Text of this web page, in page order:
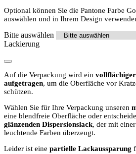
Optional können Sie die Pantone Farbe
auswählen und in Ihrem Design
Bitte auswählen
Lackierung
Auf die Verpackung wird ein
aufgetragen, um die Oberfläche vor
schützen.
Wählen Sie für Ihre Verpackung unseren
eine blendfreie Oberfläche oder
glänzenden Dispersionslack, der mit
leuchtende Farben überzeugt.
Leider ist eine partielle Lackaussparung